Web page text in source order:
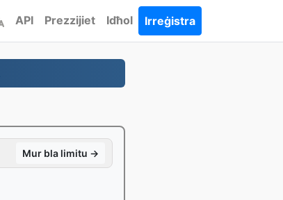
API Prezzijiet Idħol Irreġistra
Mur bla limitu →